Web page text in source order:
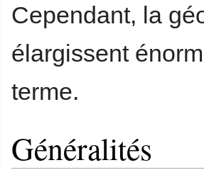
Cependant, la
élargissent
terme.
Généralités